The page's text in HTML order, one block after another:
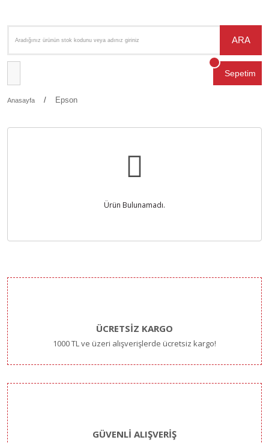
ARA
Sepetim
Anasayfa Epson
Ürün Bulunamadı.
ÜCRETSİZ KARGO
1000 TL ve üzeri alışverişlerde ücretsiz kargo!
GÜVENLİ ALIŞVERİŞ